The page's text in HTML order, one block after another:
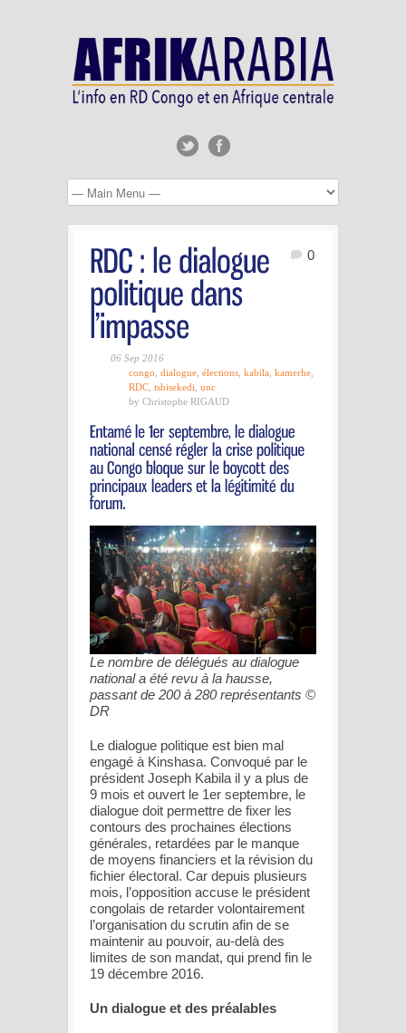
0
06 Sep 2016
congo dialogue élections kabila kamerhe
RDC tshisekedi unc
by Christophe RIGAUD
Le nombre de délégués au dialogue
national a été revu à la hausse,
passant de 200 à 280 représentants ©
DR
Le dialogue politique est bien mal
engagé à Kinshasa. Convoqué par le
président Joseph Kabila il y a plus de
9 mois et ouvert le 1er septembre, le
dialogue doit permettre de fixer les
contours des prochaines élections
générales, retardées par le manque
de moyens financiers et la révision du
fichier électoral. Car depuis plusieurs
mois, l’opposition accuse le président
congolais de retarder volontairement
l’organisation du scrutin afin de se
maintenir au pouvoir, au-delà des
limites de son mandat, qui prend fin le
19 décembre 2016.
Un dialogue et des préalables